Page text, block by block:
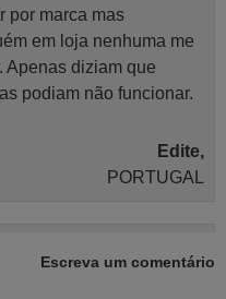
por marca mas
em loja nenhuma me
Apenas diziam que
podiam não funcionar.
Edite,
PORTUGAL
Escreva um comentário